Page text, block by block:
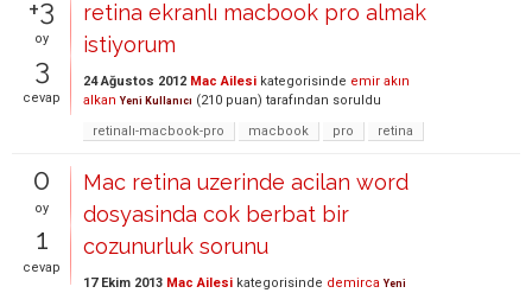
+3
oy
3
cevap
retina ekranlı macbook pro almak
istiyorum
24 Ağustos 2012 Mac Ailesi kategorisinde emir akın
alkan Yeni Kullanıcı (210 puan) tarafından soruldu
retinalı-macbook-pro
macbook pro retina
0
oy
1
cevap
Mac retina uzerinde acilan word
dosyasinda cok berbat bir
cozunurluk sorunu
17 Ekim 2013 Mac Ailesi kategorisinde demirca Yeni